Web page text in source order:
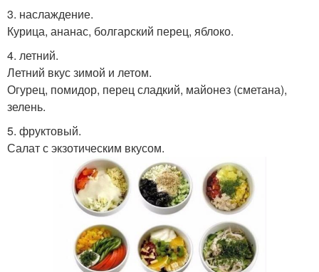
3. наслаждение.
Курица, ананас, болгарский перец, яблоко.
4. летний.
Летний вкус зимой и летом.
Огурец, помидор, перец сладкий, майонез (сметана),
зелень.
5. фруктовый.
Салат с экзотическим вкусом.